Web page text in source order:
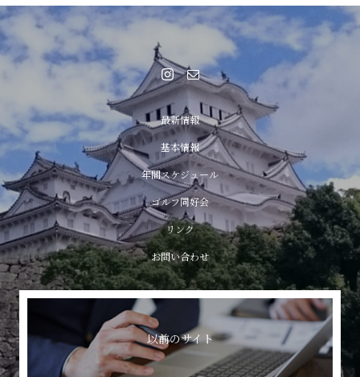
最新情報
基本情報
年間スケジュール
ゴルフ同好会
リンク
お問い合わせ
以前のサイト